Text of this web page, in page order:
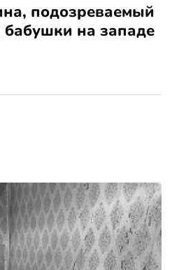
подозреваемый
бабушки на западе